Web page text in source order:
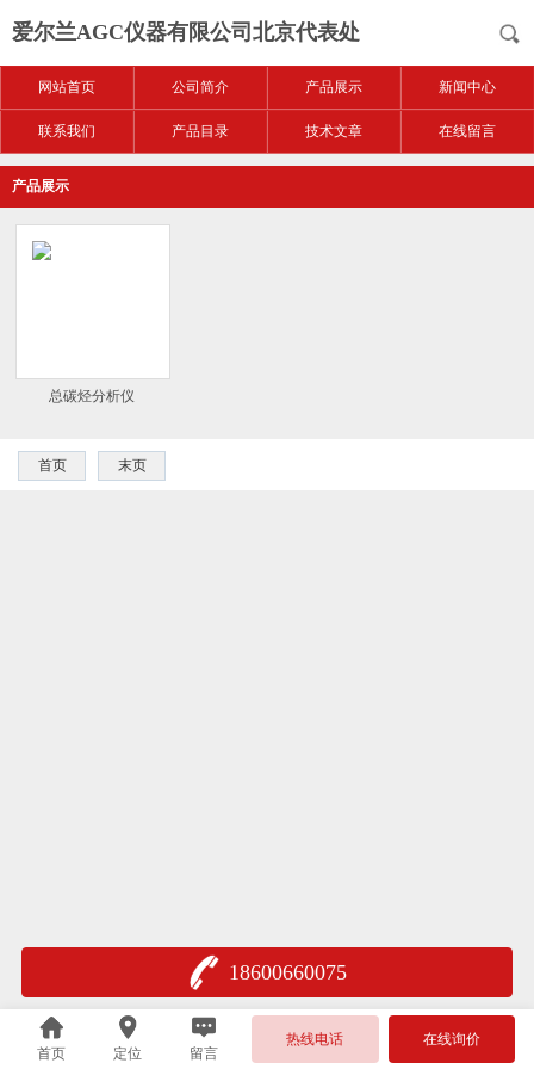
爱尔兰AGC仪器有限公司北京代表处
网站首页 公司简介 产品展示 新闻中心
联系我们 产品目录 技术文章 在线留言
产品展示
总碳烃分析仪
首页 末页
18600660075
首页 定位 留言
热线电话 在线询价